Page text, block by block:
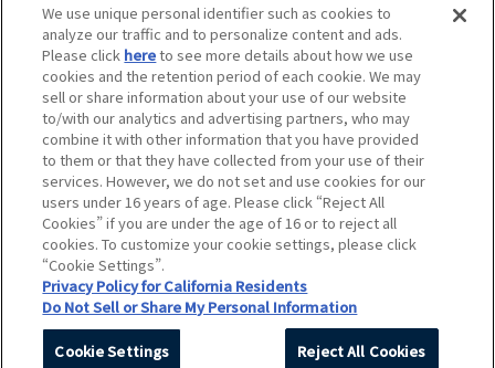
© BANDAI SPIRITS CO.,LTD. ALL RIGHTS RESERVED.
©創通・サンライズ ©創通・サンライズ・MBS
©SOTSU・SUNRISE ©SOTSU・SUNRISE・MBS
©Nintendo・Creatures・GAME FREAK・TV Tokyo・ShoPro・JR Kikaku
©Pokémon
©Pokémon. ©Nintendo/Creatures Inc./GAME FREAK inc.
このホームページに掲載されている全ての画像、文章、データなどの無断
転用、転載をお断りします。
Unauthorized use or reproduction of materials contained in this page
is strictly prohibited.
Do Not Sell or Share My Personal Information
We use unique personal identifier such as cookies to
analyze our traffic and to personalize content and ads.
Please click hereto see more details about how we use
cookies and the retention period of each cookie. We may
sell or share information about your use of our website
to/with our analytics and advertising partners, who may
combine it with other information that you have provided
to them or that they have collected from your use of their
services. However, we do not set and use cookies for our
users under 16 years of age. Please click “Reject All
Cookies” if you are under the age of 16 or to reject all
cookies. To customize your cookie settings, please click
“Cookie Settings”.
Privacy Policy for California Residents
Do Not Sell or Share My Personal Information
Cookie Settings Reject All Cookies
更または停止することがあります。また当社
は、本サービスの提供を終了することがありま
す。
■本サービスのご利用にあたり、ウェブサイトご
利用条件およびその他別途当社が定める規約が
ある場合、これらに従ってご利用ください。